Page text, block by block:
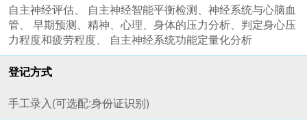
自主神经评估、 自主神经智能平衡检测、神经系统与心脑血
管、 早期预测、精神、心理、身体的压力分析、判定身心压
力程度和疲劳程度、 自主神经系统功能定量化分析
登记方式
手工录入(可选配:身份证识别)